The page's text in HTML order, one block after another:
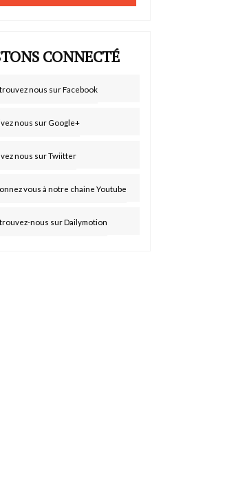
CONNECTÉ
nous sur Facebook
nous sur Google+
nous sur Twiitter
vous à notre chaine Youtube
nous sur Dailymotion